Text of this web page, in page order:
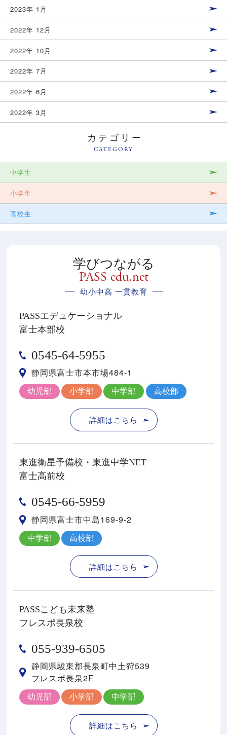
2023年 1月
2022年 12月
2022年 10月
2022年 7月
2022年 6月
2022年 3月
カテゴリー
CATEGORY
中学生
小学生
高校生
学びつながる
PASS edu.net
幼小中高 一貫教育
PASSエデュケーショナル
富士本部校
0545-64-5955
静岡県富士市本市場484-1
幼児部 小学部 中学部 高校部
詳細はこちら
東進衛星予備校・東進中学NET
富士高前校
0545-66-5959
静岡県富士市中島169-9-2
中学部 高校部
詳細はこちら
PASSこども未来塾
フレスポ長泉校
055-939-6505
静岡県駿東郡⻑泉町中⼟狩539
フレスポ⻑泉2F
幼児部 小学部 中学部
詳細はこちら